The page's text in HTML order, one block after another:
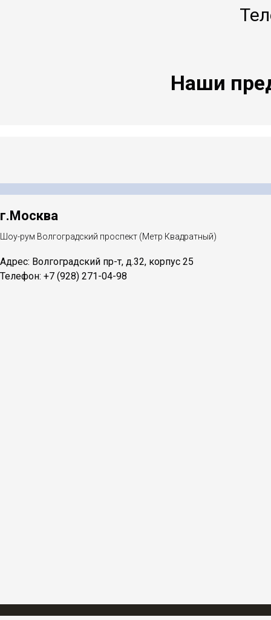
Наши
г.Москва
Шоу-рум Волгоградский проспект (Метр Квадратный)
Адрес: Волгоградский пр-т, д.32, корпус 25
Телефон: +7 (928) 271-04-98